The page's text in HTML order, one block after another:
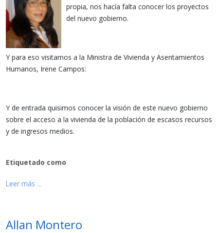
propia, nos hacía falta conocer los proyectos
del nuevo gobierno.
Y para eso visitamos a la Ministra de Vivienda y Asentamientos
Humanos, Irene Campos:
Y de entrada quisimos conocer la visión de este nuevo gobierno
sobre el acceso a la vivienda de la población de escasos recursos
y de ingresos medios.
Etiquetado como
Leer más ...
Allan Montero